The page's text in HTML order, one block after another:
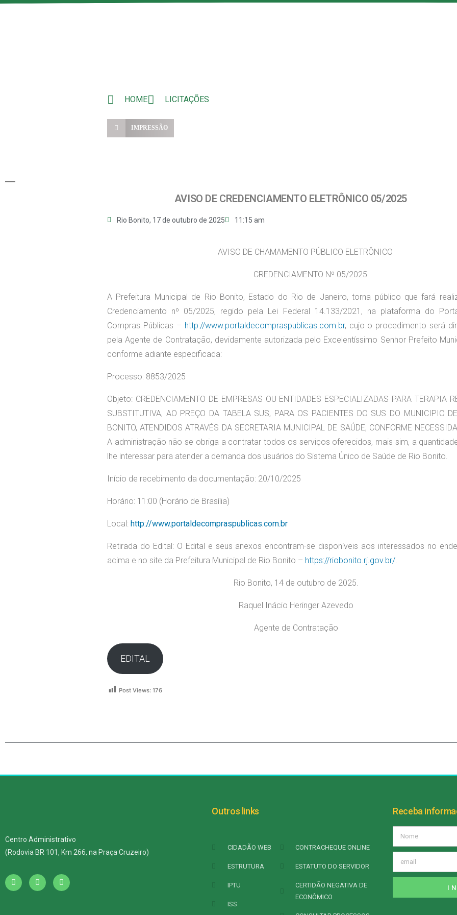
HOME LICITAÇÕES
IMPRESSÃO
AVISO DE CREDENCIAMENTO ELETRÔNICO 05/2025
Rio Bonito, 17 de outubro de 2025 11:15 am
AVISO DE CHAMAMENTO PÚBLICO ELETRÔNICO
CREDENCIAMENTO Nº 05/2025
A Prefeitura Municipal de Rio Bonito, Estado do Rio de Janeiro, torna público que fará
Credenciamento nº 05/2025, regido pela Lei Federal 14.133/2021, na plataforma do
Compras Públicas – http://www.portaldecompraspublicas.com.br, cujo o procedimento será
pela Agente de Contratação, devidamente autorizada pelo Excelentíssimo Senhor Prefeito
conforme adiante especificada:
Processo: 8853/2025
Objeto: CREDENCIAMENTO DE EMPRESAS OU ENTIDADES ESPECIALIZADAS PARA TERAPIA
SUBSTITUTIVA, AO PREÇO DA TABELA SUS, PARA OS PACIENTES DO SUS DO MUNICIPIO
BONITO, ATENDIDOS ATRAVÉS DA SECRETARIA MUNICIPAL DE SAÚDE, CONFORME
A administração não se obriga a contratar todos os serviços oferecidos, mais sim, a
lhe interessar para atender a demanda dos usuários do Sistema Único de Saúde de Rio Bonito.
Início de recebimento da documentação: 20/10/2025
Horário: 11:00 (Horário de Brasília)
Local: http://www.portaldecompraspublicas.com.br
Retirada do Edital: O Edital e seus anexos encontram-se disponíveis aos interessados no
acima e no site da Prefeitura Municipal de Rio Bonito – https://riobonito.rj.gov.br/
Rio Bonito, 14 de outubro de 2025.
Raquel Inácio Heringer Azevedo
Agente de Contratação
EDITAL
Post Views: 176
Centro Administrativo
(Rodovia BR 101, Km 266, na Praça Cruzeiro)
Outros links
CIDADÃO WEB
ESTRUTURA
IPTU
ISS
CONTRACHEQUE ONLINE
ESTATUTO DO SERVIDOR
CERTIDÃO NEGATIVA DE
ECONÔMICO
Receba